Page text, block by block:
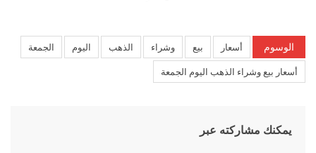
الوسوم أسعار بيع وشراء الذهب اليوم
الجمعة
أسعار بيع وشراء الذهب اليوم الجمعة
يمكنك مشاركته عبر